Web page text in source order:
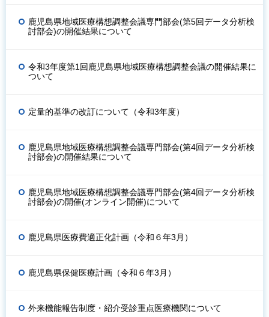
鹿児島県地域医療構想調整会議専門部会(第5回データ分析検
討部会)の開催結果について
令和3年度第1回鹿児島県地域医療構想調整会議の開催結果に
ついて
定量的基準の改訂について（令和3年度）
鹿児島県地域医療構想調整会議専門部会(第4回データ分析検
討部会)の開催結果について
鹿児島県地域医療構想調整会議専門部会(第4回データ分析検
討部会)の開催(オンライン開催)について
鹿児島県医療費適正化計画（令和６年3月）
鹿児島県保健医療計画（令和６年3月）
外来機能報告制度・紹介受診重点医療機関について